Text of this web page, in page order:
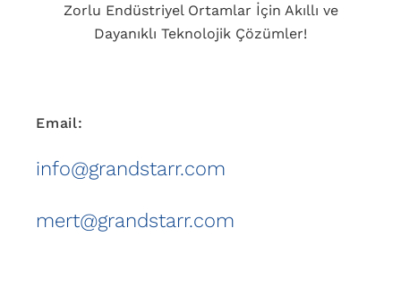
Zorlu Endüstriyel Ortamlar İçin Akıllı ve
Dayanıklı Teknolojik Çözümler!
Email:
info@grandstarr.com
mert@grandstarr.com